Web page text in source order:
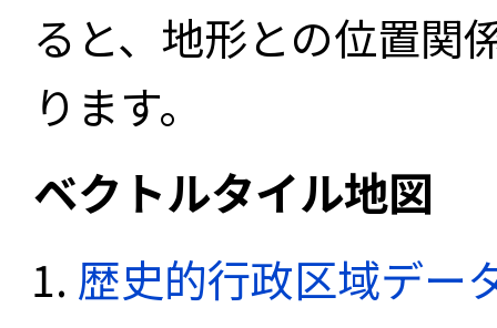
ると、地形との位置関
ります。
ベクトルタイル地図
歴史的行政区域デー